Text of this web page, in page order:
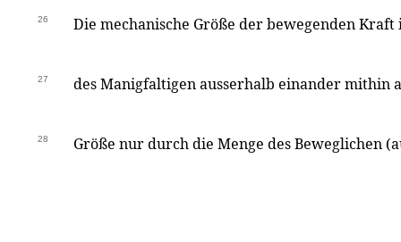
26 Die mechanische Größe der bewegenden
27 des Manigfaltigen ausserhalb einander mithin
28 Größe nur durch die Menge des Beweglichen